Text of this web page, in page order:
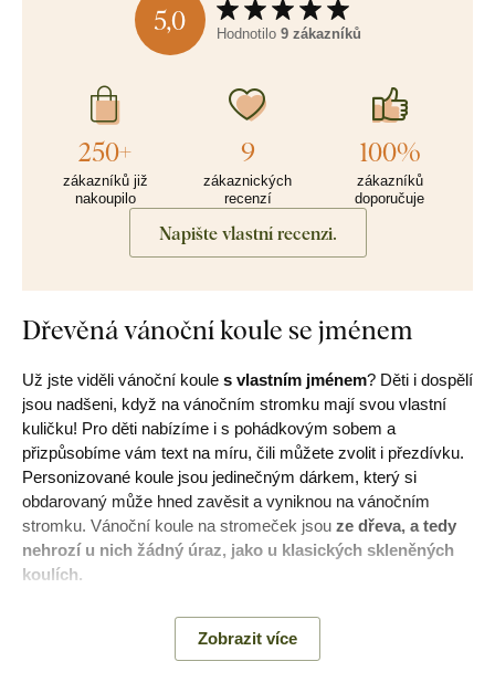
5,0 Hodnotilo 9 zákazníků
250+
zákazníků již
nakoupilo
9
zákaznických
recenzí
100%
zákazníků
doporučuje
Napište vlastní recenzi.
Dřevěná vánoční koule se jménem
Už jste viděli vánoční koule s vlastním jménem? Děti i dospělí
jsou nadšeni, když na vánočním stromku mají svou vlastní
kuličku! Pro děti nabízíme i s pohádkovým sobem a
přizpůsobíme vám text na míru, čili můžete zvolit i přezdívku.
Personizované koule jsou jedinečným dárkem, který si
obdarovaný může hned zavěsit a vyniknou na vánočním
stromku. Vánoční koule na stromeček jsou ze dřeva, a tedy
nehrozí u nich žádný úraz, jako u klasických skleněných
koulích.
Zobrazit více